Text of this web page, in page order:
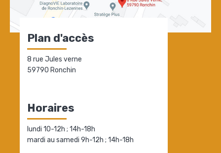
Plan d'accès
8 rue Jules verne
59790 Ronchin
Horaires
lundi 10-12h ; 14h-18h
mardi au samedi 9h-12h ; 14h-18h